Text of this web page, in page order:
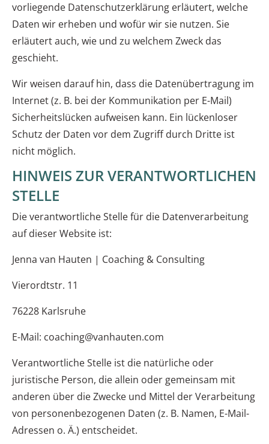
vorliegende Datenschutzerklärung erläutert, welche
Daten wir erheben und wofür wir sie nutzen. Sie
erläutert auch, wie und zu welchem Zweck das
geschieht.
Wir weisen darauf hin, dass die Datenübertragung im
Internet (z. B. bei der Kommunikation per E-Mail)
Sicherheitslücken aufweisen kann. Ein lückenloser
Schutz der Daten vor dem Zugriff durch Dritte ist
nicht möglich.
HINWEIS ZUR VERANTWORTLICHEN
STELLE
Die verantwortliche Stelle für die Datenverarbeitung
auf dieser Website ist:
Jenna van Hauten | Coaching & Consulting
Vierordtstr. 11
76228 Karlsruhe
E-Mail: coaching@vanhauten.com
Verantwortliche Stelle ist die natürliche oder
juristische Person, die allein oder gemeinsam mit
anderen über die Zwecke und Mittel der Verarbeitung
von personenbezogenen Daten (z. B. Namen, E-Mail-
Adressen o. Ä.) entscheidet.